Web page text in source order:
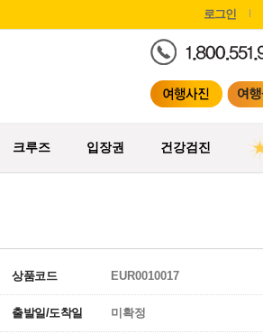
로그인
크루즈 입장권 건강검진
상품코드 EUR0010017
출발일/도착일 미확정